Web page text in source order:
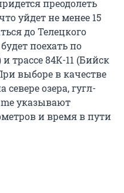
преодолеть
уйдет не менее 15
до Телецкого
поехать по
трассе 84К-11 (Бийск
выборе в качестве
озера, гугл-
указывают
и время в пути